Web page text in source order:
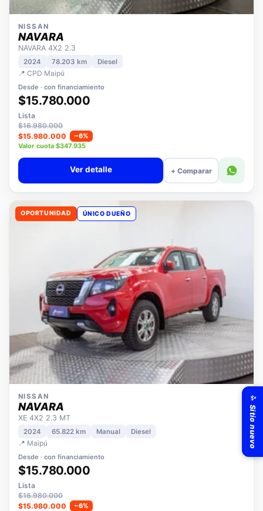
NISSAN
NAVARA
NAVARA 4X2 2.3
2024 78.203 km
📍 CPD Maipú
Desde · con financiamiento
$15.780.000
Lista
$16.980.000
$15.980.000
−6%
Valor cuota $347.935
+ Comparar
OPORTUNIDAD
NISSAN
NAVARA
XE 4X2 2.3 MT
2024
📍 Maipú
Desde · con financiamiento
$15.780.000
Lista
$16.980.000
✨ Sitio nuevo